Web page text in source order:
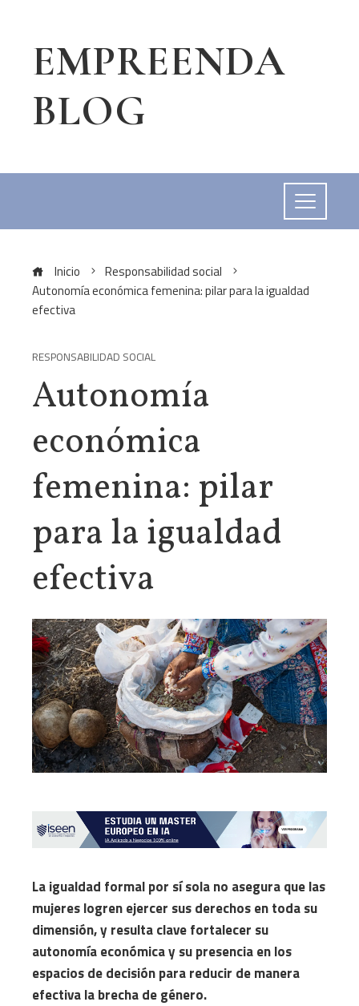
EMPREENDA
BLOG
Inicio
Responsabilidad social
Autonomía económica femenina: pilar para la igualdad
efectiva
RESPONSABILIDAD SOCIAL
Autonomía
económica
femenina: pilar
para la igualdad
efectiva
La igualdad formal por sí sola no asegura que las
mujeres logren ejercer sus derechos en toda su
dimensión, y resulta clave fortalecer su
autonomía económica y su presencia en los
espacios de decisión para reducir de manera
efectiva la brecha de género.